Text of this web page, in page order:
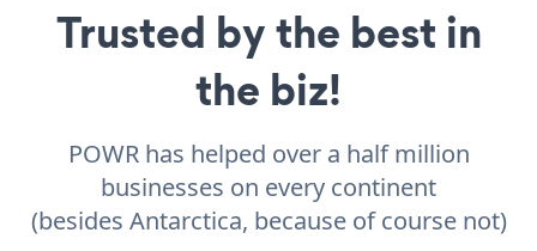
Trusted by the best in
the biz!
POWR has helped over a half million
businesses on every continent
(besides Antarctica, because of course not)